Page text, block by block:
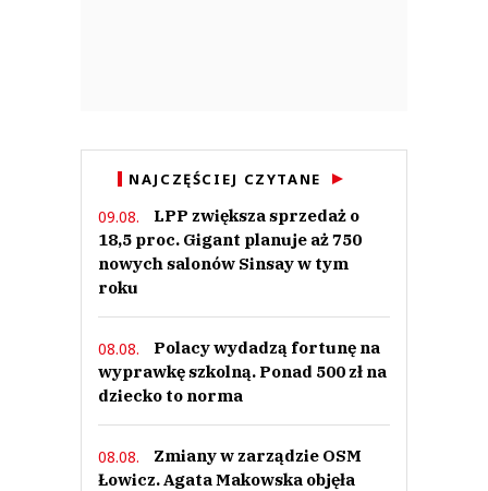
NAJCZĘŚCIEJ CZYTANE
09.08.
LPP zwiększa sprzedaż o
18,5 proc. Gigant planuje aż 750
nowych salonów Sinsay w tym
roku
08.08.
Polacy wydadzą fortunę na
wyprawkę szkolną. Ponad 500 zł na
dziecko to norma
08.08.
Zmiany w zarządzie OSM
Łowicz. Agata Makowska objęła